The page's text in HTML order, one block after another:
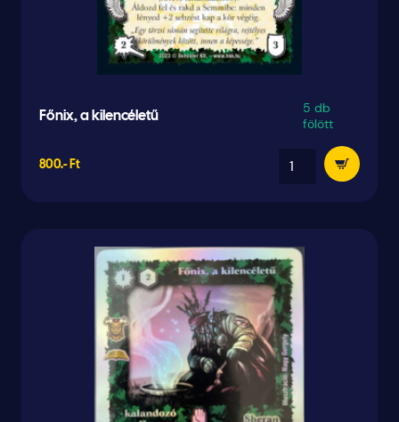
Főnix, a kilencéletű
5 db
fölött
800.- Ft